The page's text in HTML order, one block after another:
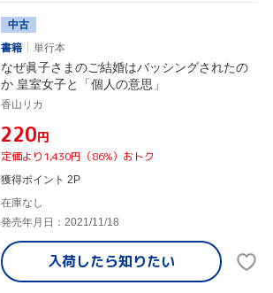
中古
書籍
単行本
なぜ眞子さまのご結婚はバッシングされたの
か 皇室女子と「個人の意思」
香山リカ
¥220円
定価より1,430円（86%）おトク
獲得ポイント 2P
在庫なし
発売年月日：2021/11/18
入荷したら知りたい